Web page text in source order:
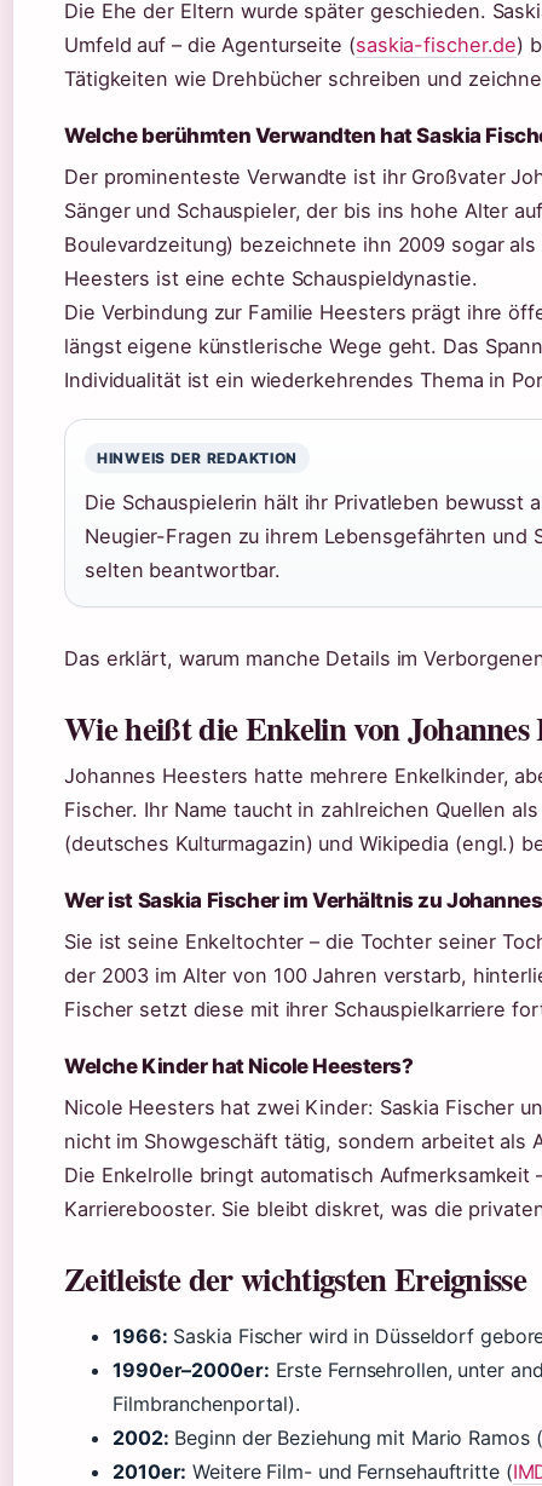
Die Ehe der Eltern wurde später geschieden.
Umfeld auf – die Agenturseite (saskia-fischer.de)
Tätigkeiten wie Drehbücher schreiben und
Welche berühmten Verwandten hat Saskia
Der prominenteste Verwandte ist ihr Großvater
Sänger und Schauspieler, der bis ins hohe Alter
Boulevardzeitung) bezeichnete ihn 2009 sogar als
Heesters ist eine echte Schauspieldynastie.
Die Verbindung zur Familie Heesters prägt ihre
längst eigene künstlerische Wege geht. Das
Individualität ist ein wiederkehrendes Thema in
HINWEIS DER REDAKTION
Die Schauspielerin hält ihr Privatleben bewusst
Neugier-Fragen zu ihrem Lebensgefährten und
selten beantwortbar.
Das erklärt, warum manche Details im
Wie heißt die Enkelin von Johannes
Johannes Heesters hatte mehrere Enkelkinder,
Fischer. Ihr Name taucht in zahlreichen Quellen
(deutsches Kulturmagazin) und Wikipedia (engl.)
Wer ist Saskia Fischer im Verhältnis zu
Sie ist seine Enkeltochter – die Tochter seiner
der 2003 im Alter von 100 Jahren verstarb,
Fischer setzt diese mit ihrer Schauspielkarriere
Welche Kinder hat Nicole Heesters?
Nicole Heesters hat zwei Kinder: Saskia Fischer
nicht im Showgeschäft tätig, sondern arbeitet als
Die Enkelrolle bringt automatisch
Karrierebooster. Sie bleibt diskret, was die
Zeitleiste der wichtigsten Ereignisse
1966: Saskia Fischer wird in Düsseldorf
1990er–2000er: Erste Fernsehrollen, unter
Filmbranchenportal).
2002: Beginn der Beziehung mit Mario Ramos
2010er: Weitere Film- und Fernsehauftritte (